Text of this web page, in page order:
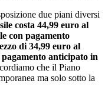
due piani diversi
costa 44,99 euro al
con pagamento
di 34,99 euro al
anticipato in
che il Piano
ma solo sotto la